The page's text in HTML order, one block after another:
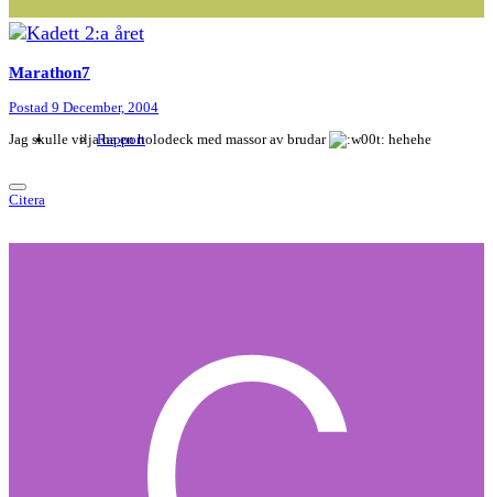
Marathon7
Postad 9 December, 2004
Rapport
Jag skulle vilja ha en holodeck med massor av brudar hehehe
Citera